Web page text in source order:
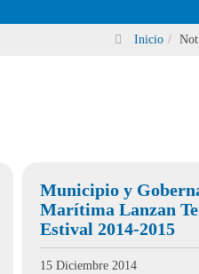
Inicio
Municipio y
Marítima Lanzan
Estival 2014-2015
15 Diciembre 2014